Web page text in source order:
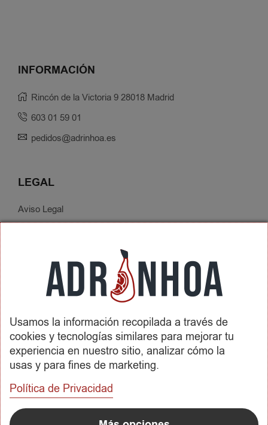
INFORMACIÓN
Rincón de la Victoria 9 28018 Madrid
603 01 59 01
pedidos@adrinhoa.es
LEGAL
Aviso Legal
Condiciones de Contratación
Envíos y Devoluciones
SOBRE ADRINHOA
Conócenos
Contactar
REDES SOCIALES
METODOS DE PAGO
Usamos la información recopilada a través de
cookies y tecnologías similares para mejorar tu
experiencia en nuestro sitio, analizar cómo la
usas y para fines de marketing.
Política de Privacidad